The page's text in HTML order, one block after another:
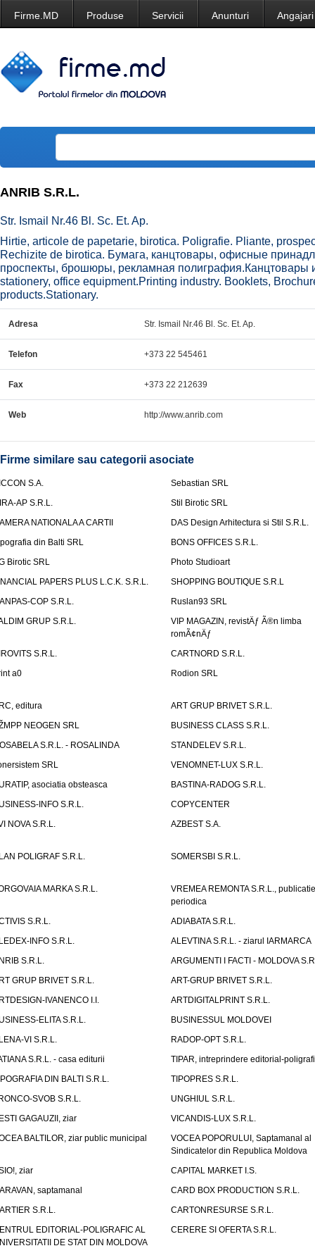
Firme.MD Produse Servicii Anunturi Angajari
ANRIB S.R.L.
Str. Ismail Nr.46 Bl. Sc. Et. Ap.
Hirtie, articole de papetarie, birotica. Poligrafie. Pliante,
Rechizite de birotica. Бумага, канцтовары, офисные
проспекты, брошюры, рекламная полиграфия.Канцтовары
stationery, office equipment.Printing industry. Booklets,
products.Stationary.
Adresa Str. Ismail Nr.46 Bl. Sc. Et. Ap.
Telefon +373 22 545461
Fax +373 22 212639
Web http://www.anrib.com
Firme similare sau categorii asociate
S.A.
Sebastian SRL
AP S.R.L.
Stil Birotic SRL
NATIONALA A CARTII
DAS Design Arhitectura si Stil S.R.L.
din Balti SRL
BONS OFFICES S.R.L.
Birotic SRL
Photo Studioart
PAPERS PLUS L.C.K. S.R.L.
SHOPPING BOUTIQUE S.R.L
COP S.R.L.
Ruslan93 SRL
GRUP S.R.L.
VIP MAGAZIN, revistÄƒ Ã®n limba
romÃ¢nÄƒ
S.R.L.
CARTNORD S.R.L.
a0
Rodion SRL
editura
ART GRUP BRIVET S.R.L.
NEOGEN SRL
BUSINESS CLASS S.R.L.
S.R.L. - ROSALINDA
STANDELEV S.R.L.
SRL
VENOMNET-LUX S.R.L.
asociatia obsteasca
BASTINA-RADOG S.R.L.
INFO S.R.L.
COPYCENTER
NOVA S.R.L.
AZBEST S.A.
POLIGRAF S.R.L. SOMERSBI S.R.L.
MARKA S.R.L.
VREMEA REMONTA S.R.L., publicatie
periodica
S.R.L.
ADIABATA S.R.L.
INFO S.R.L.
ALEVTINA S.R.L. - ziarul IARMARCA
S.R.L.
ARGUMENTI I FACTI - MOLDOVA
GRUP BRIVET S.R.L.
ART-GRUP BRIVET S.R.L.
IVANENCO I.I.
ARTDIGITALPRINT S.R.L.
ELITA S.R.L.
BUSINESSUL MOLDOVEI
VI S.R.L.
RADOP-OPT S.R.L.
S.R.L. - casa editurii
TIPAR, intreprindere editorial-
DIN BALTI S.R.L.
TIPOPRES S.R.L.
SVOB S.R.L.
UNGHIUL S.R.L.
GAGAUZII, ziar
VICANDIS-LUX S.R.L.
BALTILOR, ziar public municipal
VOCEA POPORULUI, Saptamanal al
Sindicatelor din Republica Moldova
ziar
CAPITAL MARKET I.S.
saptamanal
CARD BOX PRODUCTION S.R.L.
S.R.L.
CARTONRESURSE S.R.L.
EDITORIAL-POLIGRAFIC AL
DE STAT DIN MOLDOVA
CERERE SI OFERTA S.R.L.